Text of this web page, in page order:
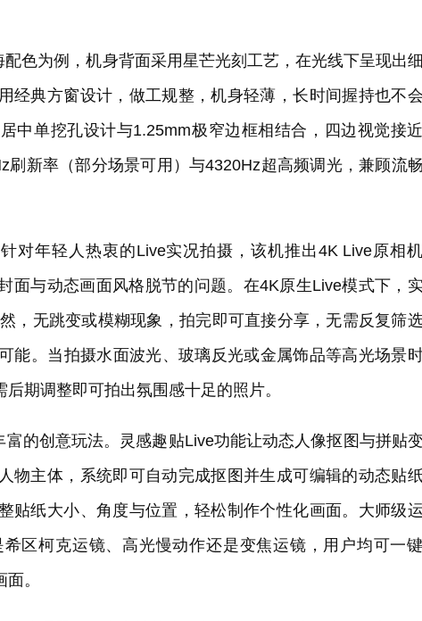
色为例，机身背面采用星芒光刻工艺，在光线下呈现出
经典方窗设计，做工规整，机身轻薄，长时间握持也不
中单挖孔设计与1.25mm极窄边框相结合，四边视觉接
新率（部分场景可用）与4320Hz超高频调光，兼顾流
对年轻人热衷的Live实况拍摄，该机推出4K Live原相
面与动态画面风格脱节的问题。在4K原生Live模式下，
，无跳变或模糊现象，拍完即可直接分享，无需反复筛
能。当拍摄水面波光、玻璃反光或金属饰品等高光场景时
期调整即可拍出氛围感十足的照片。
的创意玩法。灵感趣贴Live功能让动态人像抠图与拼贴
主体，系统即可自动完成抠图并生成可编辑的动态贴纸
贴纸大小、角度与位置，轻松制作个性化画面。大师级
区柯克运镜、高光慢动作还是变焦运镜，用户均可一
。